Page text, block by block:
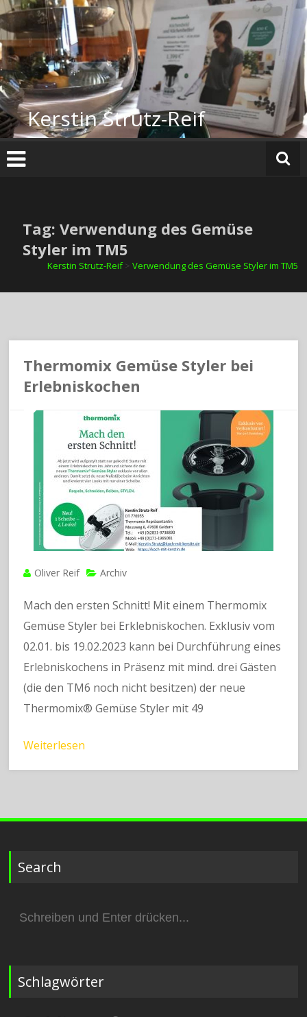
Zum
Inhalt
springen
Kerstin Strutz-Reif
Tag: Verwendung des Gemüse
Styler im TM5
Kerstin Strutz-Reif> Verwendung des Gemüse Styler im TM5
Thermomix Gemüse Styler bei
Erlebniskochen
Oliver Reif Archiv
Mach den ersten Schnitt! Mit einem Thermomix
Gemüse Styler bei Erklebniskochen. Exklusiv vom
02.01. bis 19.02.2023 kann bei Durchführung eines
Erlebniskochens in Präsenz mit mind. drei Gästen
(die den TM6 noch nicht besitzen) der neue
Thermomix® Gemüse Styler mit 49
Weiterlesen
Search
nach:
Schlagwörter